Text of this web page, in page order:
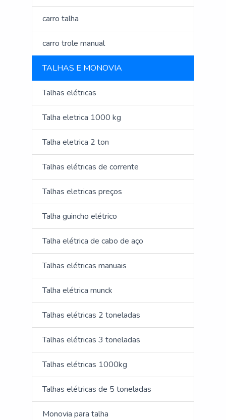
carro talha
carro trole manual
TALHAS E MONOVIA
Talhas elétricas
Talha eletrica 1000 kg
Talha eletrica 2 ton
Talhas elétricas de corrente
Talhas eletricas preços
Talha guincho elétrico
Talha elétrica de cabo de aço
Talhas elétricas manuais
Talha elétrica munck
Talhas elétricas 2 toneladas
Talhas elétricas 3 toneladas
Talhas elétricas 1000kg
Talhas elétricas de 5 toneladas
Monovia para talha